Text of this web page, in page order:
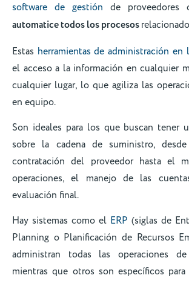
software de gestión de proveedores
automatice todos los procesos
Estas herramientas de administración en
el acceso a la información en cualquier
cualquier lugar, lo que agiliza las
en equipo.
Son ideales para los que buscan tener
sobre la cadena de suministro,
contratación del proveedor hasta el
operaciones, el manejo de las
evaluación final.
Hay sistemas como el ERP (siglas de
Planning o Planificación de Recursos
administran todas las operaciones
mientras que otros son específicos